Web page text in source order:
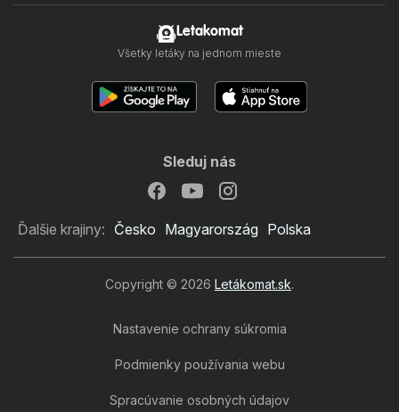
Letakomat
Všetky letáky na jednom mieste
Sleduj nás
Ďalšie krajiny: Česko Magyarország Polska
Copyright © 2026 Letákomat.sk.
Nastavenie ochrany súkromia
Podmienky používania webu
Spracúvanie osobných údajov